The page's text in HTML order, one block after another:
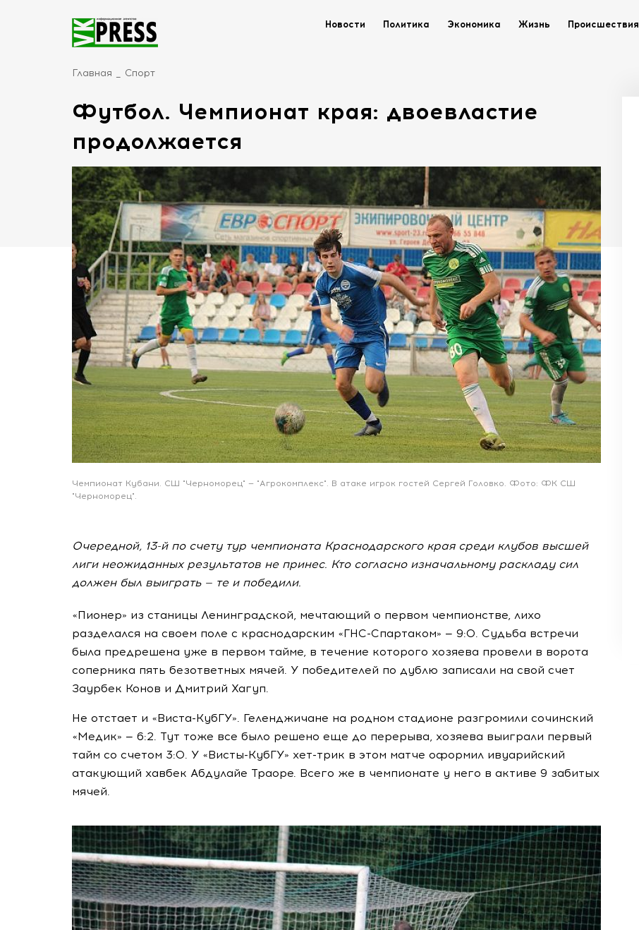
Новости Политика Экономика Жизнь Происшествия
Главная Спорт
Футбол. Чемпионат края: двоевластие
продолжается
Чемпионат Кубани. СШ "Черноморец" — "Агрокомплекс". В атаке игрок гостей Сергей Головко. Фото: ФК СШ
"Черноморец".
Очередной, 13-й по счету тур чемпионата Краснодарского края среди клубов высшей
лиги неожиданных результатов не принес. Кто согласно изначальному раскладу сил
должен был выиграть — те и победили.
«Пионер» из станицы Ленинградской, мечтающий о первом чемпионстве, лихо
разделался на своем поле с краснодарским «ГНС-Спартаком» — 9:0. Судьба встречи
была предрешена уже в первом тайме, в течение которого хозяева провели в ворота
соперника пять безответных мячей. У победителей по дублю записали на свой счет
Заурбек Конов и Дмитрий Хагуп.
Не отстает и «Виста-КубГУ». Геленджичане на родном стадионе разгромили сочинский
«Медик» — 6:2. Тут тоже все было решено еще до перерыва, хозяева выиграли первый
тайм со счетом 3:0. У «Висты-КубГУ» хет-трик в этом матче оформил ивуарийский
атакующий хавбек Абдулайе Траоре. Всего же в чемпионате у него в активе 9 забитых
мячей.